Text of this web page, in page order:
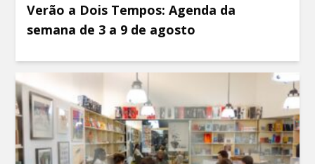
Verão a Dois Tempos: Agenda da
semana de 3 a 9 de agosto